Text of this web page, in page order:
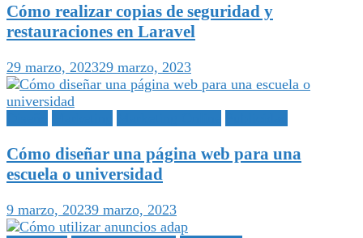
Cómo realizar copias de seguridad y
restauraciones en Laravel
29 marzo, 202329 marzo, 2023
Cómo diseñar una página web para una
escuela o universidad
9 marzo, 20239 marzo, 2023